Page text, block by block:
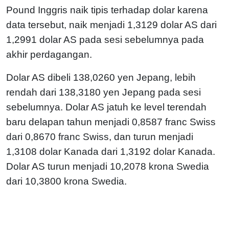
Pound Inggris naik tipis terhadap dolar karena
data tersebut, naik menjadi 1,3129 dolar AS dari
1,2991 dolar AS pada sesi sebelumnya pada
akhir perdagangan.
Dolar AS dibeli 138,0260 yen Jepang, lebih
rendah dari 138,3180 yen Jepang pada sesi
sebelumnya. Dolar AS jatuh ke level terendah
baru delapan tahun menjadi 0,8587 franc Swiss
dari 0,8670 franc Swiss, dan turun menjadi
1,3108 dolar Kanada dari 1,3192 dolar Kanada.
Dolar AS turun menjadi 10,2078 krona Swedia
dari 10,3800 krona Swedia.